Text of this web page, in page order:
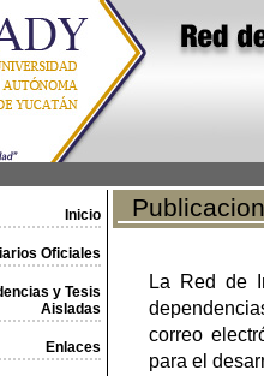
Inicio
Oficiales
y Tesis
Aisladas
Enlaces
La Red de
correo
para el